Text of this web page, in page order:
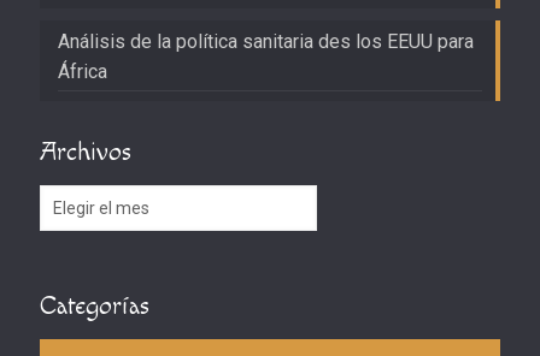
Análisis de la política sanitaria des los EEUU para
África
Archivos
Archivos
Categorías